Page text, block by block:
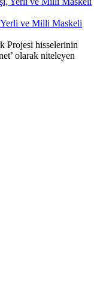
Yerli ve Milli Maskeli
Projesi hisselerinin
olarak niteleyen